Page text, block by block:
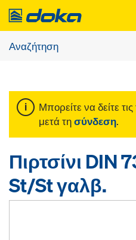
Μπορείτε να δείτε
μετά τησύνδεση.
Πιρτσίνι DIN
St/St γαλβ.